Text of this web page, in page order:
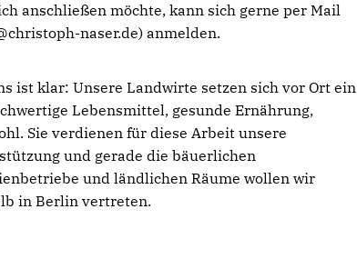
anschließen möchte, kann sich gerne per Mail
naser.de) anmelden.
ist klar: Unsere Landwirte setzen sich vor Ort ein
Lebensmittel, gesunde Ernährung,
Sie verdienen für diese Arbeit unsere
und gerade die bäuerlichen
und ländlichen Räume wollen wir
in Berlin vertreten.